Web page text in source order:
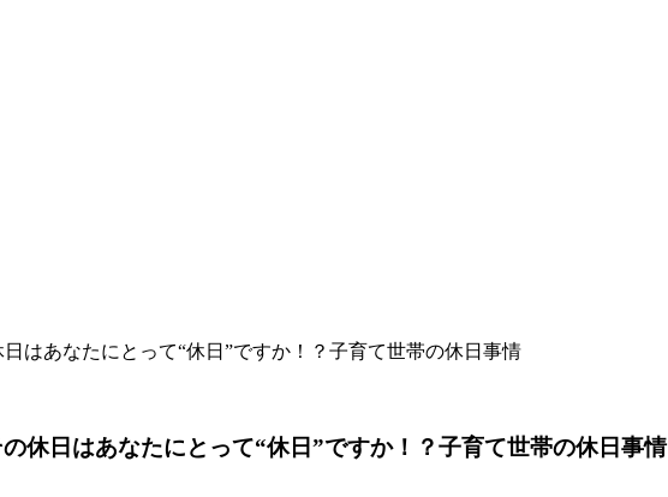
はあなたにとって“休日”ですか！？子育て世帯の休日事情
休日はあなたにとって“休日”ですか！？子育て世帯の休日事情